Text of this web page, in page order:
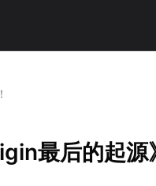
最后的起源